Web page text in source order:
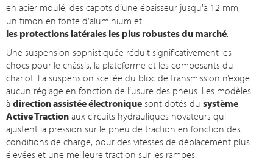
en acier moulé, des capots d’une épaisseur jusqu'à 12 mm,
un timon en fonte d’aluminium et
les protections latérales les plus robustes du marché
Une suspension sophistiquée réduit significativement les
chocs pour le châssis, la plateforme et les composants du
chariot. La suspension scellée du bloc de transmission n’exige
aucun réglage en fonction de l’usure des pneus. Les modèles
àdirection assistée électronique sont dotés dusystème
Active Traction aux circuits hydrauliques novateurs qui
ajustent la pression sur le pneu de traction en fonction des
conditions de charge, pour des vitesses de déplacement plus
élevées et une meilleure traction sur les rampes.